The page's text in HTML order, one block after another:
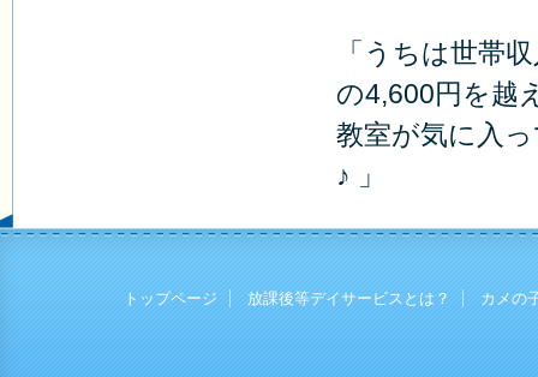
「うちは世帯
の4,600円を越
教室が気に入
♪ 」
トップページ 放課後等デイサービスとは？ カメの